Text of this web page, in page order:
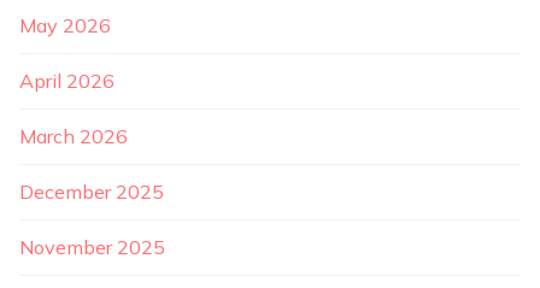
May 2026
April 2026
March 2026
December 2025
November 2025